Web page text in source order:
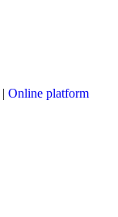
| Online platform